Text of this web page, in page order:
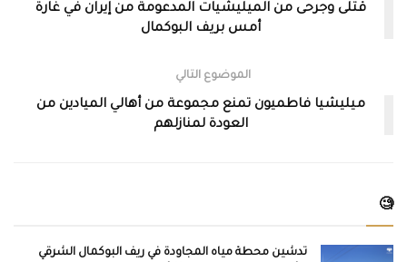
قتلى وجرحى من الميليشيات المدعومة من إيران في غارة
أمس بريف البوكمال
الموضوع التالي
ميليشيا فاطميون تمنع مجموعة من أهالي الميادين من
العودة لمنازلهم
🧐
تدشين محطة مياه المجاودة في ريف البوكمال الشرقي